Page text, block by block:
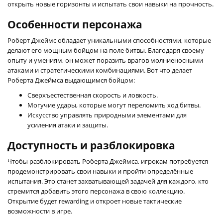
открыть новые горизонты и испытать свои навыки на прочность.
Особенности персонажа
Роберт Джеймс обладает уникальными способностями, которые
делают его мощным бойцом на поле битвы. Благодаря своему
опыту и умениям, он может поразить врагов молниеносными
атаками и стратегическими комбинациями. Вот что делает
Роберта Джеймса выдающимся бойцом:
Сверхъестественная скорость и ловкость.
Могучие удары, которые могут переломить ход битвы.
Искусство управлять природными элементами для
усиления атаки и защиты.
Доступность и разблокировка
Чтобы разблокировать Роберта Джеймса, игрокам потребуется
продемонстрировать свои навыки и пройти определённые
испытания. Это станет захватывающей задачей для каждого, кто
стремится добавить этого персонажа в свою коллекцию.
Открытие будет rewarding и откроет новые тактические
возможности в игре.